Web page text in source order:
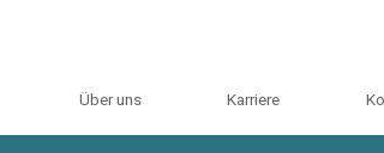
Über uns Karriere